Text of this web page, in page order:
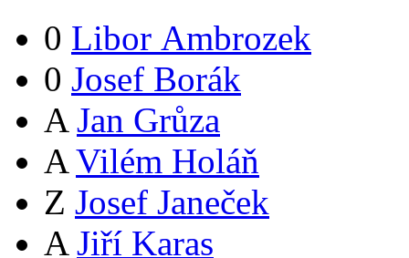
0 Libor Ambrozek
0 Josef Borák
A Jan Grůza
A Vilém Holáň
Z Josef Janeček
A Jiří Karas